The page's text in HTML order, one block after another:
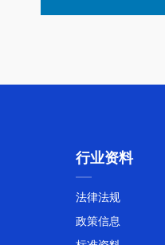
行业资料
法律法规
政策信息